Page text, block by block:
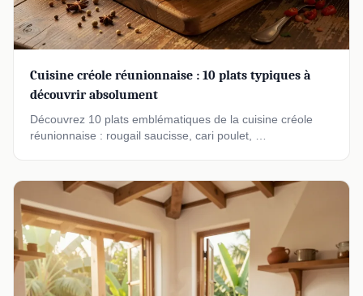
Cuisine créole réunionnaise : 10 plats typiques à
découvrir absolument
Découvrez 10 plats emblématiques de la cuisine créole
réunionnaise : rougail saucisse, cari poulet, …